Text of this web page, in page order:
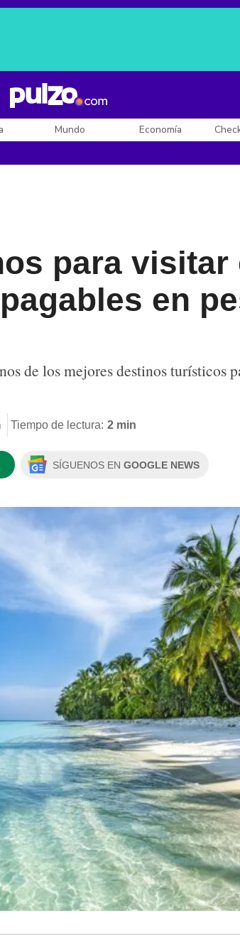
la Espriella
Mundo Economía
para visitar
en
de los mejores destinos turísticos
Tiempo de lectura: 2 min
SÍGUENOS EN GOOGLE NEWS